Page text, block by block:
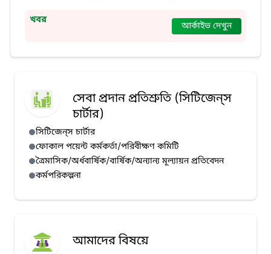
খবর আর্কাইভ দেখুন
সেবা প্রদান প্রতিশ্রুতি (সিটিজেন্‌স
চার্টার)
সিটিজেন্‌স চার্টার
ফোকাল পয়েন্ট কর্মকর্তা/পরিবীক্ষণ কমিটি
ত্রৈমাসিক/অর্ধবার্ষিক/বার্ষিক/অন্যান্য মূল্যায়ন প্রতিবেদন
কর্মপরিকল্পনা
আমাদের বিষয়ে